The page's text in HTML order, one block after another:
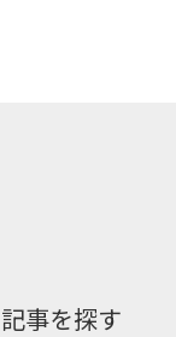
記事を探す